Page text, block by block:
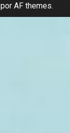
por AF themes.